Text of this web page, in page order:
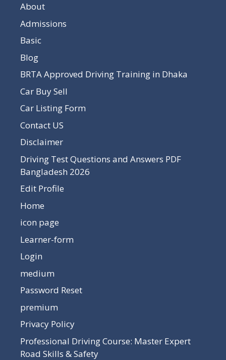
About
Admissions
Basic
Blog
BRTA Approved Driving Training in Dhaka
Car Buy Sell
Car Listing Form
Contact US
Disclaimer
Driving Test Questions and Answers PDF
Bangladesh 2026
Edit Profile
Home
icon page
Learner-form
Login
medium
Password Reset
premium
Privacy Policy
Professional Driving Course: Master Expert
Road Skills & Safety